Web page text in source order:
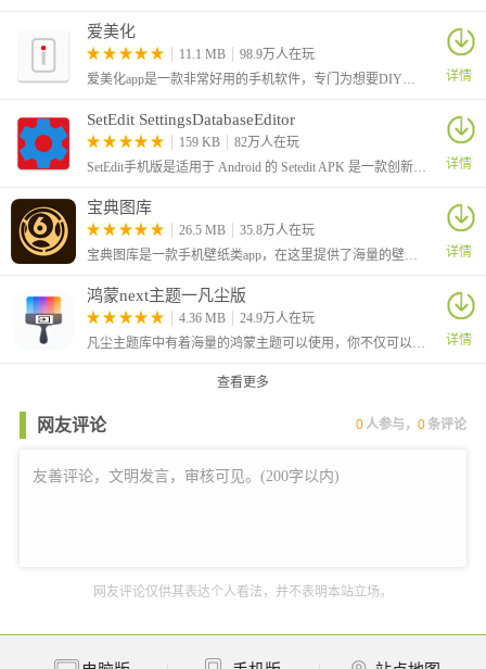
地接收到这些信息
3、能看见全然不那样的智能手机采用功效，每人采用者随心所欲
就能去展开增设操作形式，便利便利快捷
4、领略到采用者更多的采用便利快捷，每人采用者的增设市场需
求都能满足用户，即时就能去展开
5、当用户在使用某些应用程序时切换到后台，还可以将这些软件
6、可视化的结构设计形式，让采用者都能及时处置掌控崭新的最
新消息通告，处置更为难直观
1、 简化游戏操作：为玩家优化游戏操控体验，虽功能简洁，却极
大地提升了游戏趣味性。
3、 主题使用轻松：手机可轻松适配该主题，且每次更新都极为便
捷，无需繁琐操作。
灵动鸟APP亮点
上手，无需复杂设置。
爱美化
11.1 MB
98.9万人在玩
爱美化app是一款非常好用的手机软件，专门为想要DIY自己手机的朋友所准备，APP功能强大，用户可以修改自己手机的主题界面，让其变得更加好看。
详情
SetEdit SettingsDatabaseEditor
159 KB
82万人在玩
SetEdit手机版是适用于 Android 的 Setedit APK 是一款创新应用程序，全称叫做SetEdit SettingsDatabaseEditor。允许用户快速轻松地自定义设备的主屏幕、壁纸、图标和小部件。
详情
宝典图库
26.5 MB
35.8万人在玩
宝典图库是一款手机壁纸类app，在这里提供了海量的壁纸主图，各种详细的分类可供用户们挑选，选择喜欢的图片作为壁纸进行使用。软件中还提供了强大的图片编辑功能，可方便的对图片进行处理并作为壁纸进行使用。
详情
鸿蒙next主题一凡尘版
4.36 MB
24.9万人在玩
凡尘主题库中有着海量的鸿蒙主题可以使用，你不仅可以一键套用整套主题，还可以单独使用主题中的字体、壁纸等等，自由混搭，让你轻松打造出独属于你的个性化桌面，软件有定期更新的主题库，非常方便哦！
详情
查看更多
网友评论 0 人参与，0条评论
网友评论仅供其表达个人看法，并不表明本站立场。